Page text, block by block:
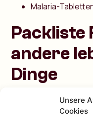
Unsere
Cookies
Malaria-
Packliste
andere
Dinge
Stoffbeutel!
wenn ihr in